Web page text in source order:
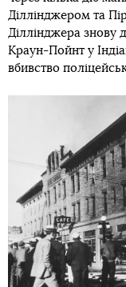
Діллінджером та
Діллінджера знову
Краун-Пойнт у
вбивство